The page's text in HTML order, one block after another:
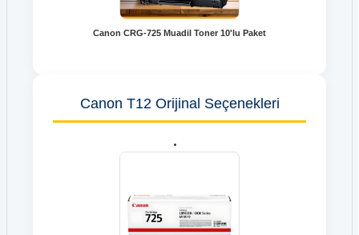
Canon CRG-725 Muadil Toner 10'lu Paket
Canon T12 Orijinal Seçenekleri